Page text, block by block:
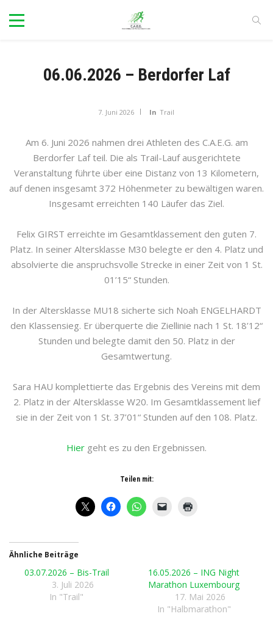
06.06.2026 – Berdorfer Laf
7. Juni 2026 In Trail
Am 6. Juni 2026 nahmen drei Athleten des C.A.E.G. am
Berdorfer Laf teil. Die als Trail-Lauf ausgerichtete
Veranstaltung führte über eine Distanz von 13 Kilometern,
auf denen insgesamt 372 Höhenmeter zu bewältigen waren.
Insgesamt erreichten 140 Läufer das Ziel.
Felix GIRST erreichte im Gesamtklassement den guten 7.
Platz. In seiner Altersklasse M30 belegte er den 4. Platz und
absolvierte die anspruchsvolle Strecke in einer Zeit von 1 St.
01’15“ Stunden.
In der Altersklasse MU18 sicherte sich Noah ENGELHARDT
den Klassensieg. Er überquerte die Ziellinie nach 1 St. 18’12“
Stunden und belegte damit den 50. Platz in der
Gesamtwertung.
Sara HAU komplettierte das Ergebnis des Vereins mit dem
2. Platz in der Altersklasse W20. Im Gesamtklassement lief
sie in der Zeit von 1 St. 37’01“ Stunden auf den 108. Platz.
Hier geht es zu den Ergebnissen.
Teilen mit:
Ähnliche Beiträge
03.07.2026 – Bis-Trail
3. Juli 2026
In "Trail"
16.05.2026 – ING Night
Marathon Luxembourg
17. Mai 2026
In "Halbmarathon"